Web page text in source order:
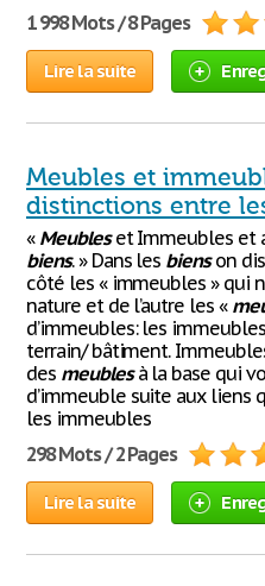
1 998 Mots / 8 Pages
Lire la suite
Meubles et
distinctions entre
« Meubleset Immeubles et
biens. » Dans les bienson
côté les « immeubles » qui
nature et de l’autre les «
d’immeubles: les
terrain/ bâtiment.
des meublesà la base qui
d’immeuble suite aux liens
les immeubles
298 Mots / 2 Pages
Lire la suite